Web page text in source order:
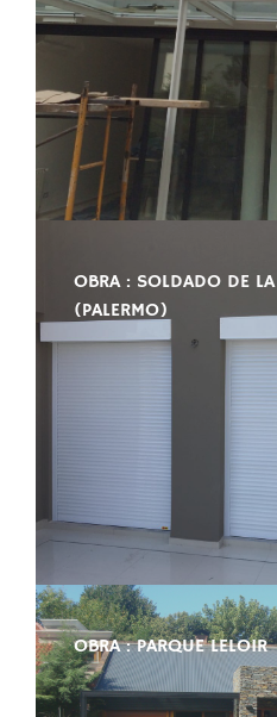
OBRA : SOLDADO DE
(PALERMO)
OBRA : PARQUE LELOIR